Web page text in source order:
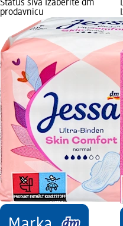
Status siva Izaberite dm
prodavnicu